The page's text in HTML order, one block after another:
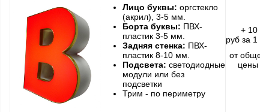
Лицо буквы: оргстекло
(акрил), 3-5 мм.
Борта буквы: ПВХ-
пластик 3-5 мм.
Задняя стенка: ПВХ-
пластик 8-10 мм.
Подсвета: светодиодные
модули или без
подсветки
Трим - по периметру
+ 10
руб за 1
от общей
цены